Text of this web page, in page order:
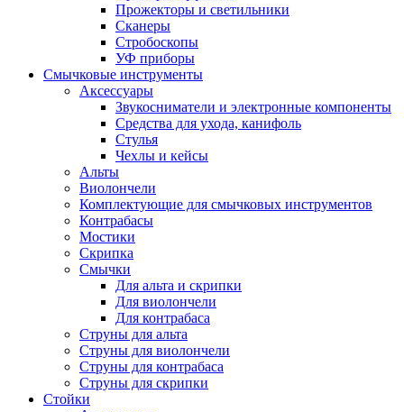
Прожекторы и светильники
Сканеры
Стробоскопы
УФ приборы
Смычковые инструменты
Аксессуары
Звукосниматели и электронные компоненты
Средства для ухода, канифоль
Стулья
Чехлы и кейсы
Альты
Виолончели
Комплектующие для смычковых инструментов
Контрабасы
Мостики
Скрипка
Смычки
Для альта и скрипки
Для виолончели
Для контрабаса
Струны для альта
Струны для виолончели
Струны для контрабаса
Струны для скрипки
Стойки